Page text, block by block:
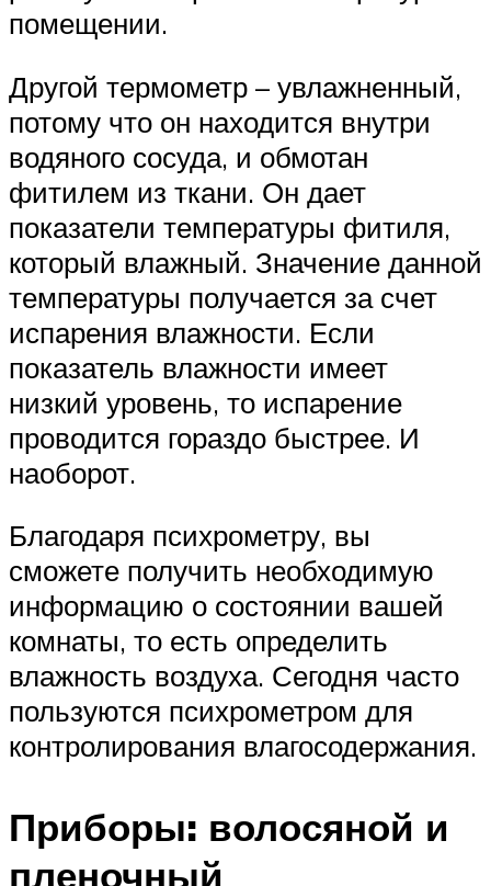
помещении.
Другой термометр – увлажненный,
потому что он находится внутри
водяного сосуда, и обмотан
фитилем из ткани. Он дает
показатели температуры фитиля,
который влажный. Значение данной
температуры получается за счет
испарения влажности. Если
показатель влажности имеет
низкий уровень, то испарение
проводится гораздо быстрее. И
наоборот.
Благодаря психрометру, вы
сможете получить необходимую
информацию о состоянии вашей
комнаты, то есть определить
влажность воздуха. Сегодня часто
пользуются психрометром для
контролирования влагосодержания.
Приборы: волосяной и
пленочный